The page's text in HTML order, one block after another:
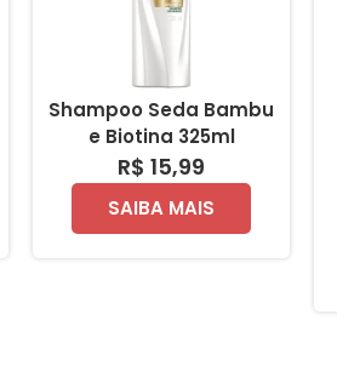
Shampoo Seda Bambu
e Biotina 325ml
R$ 15,99
SAIBA MAIS